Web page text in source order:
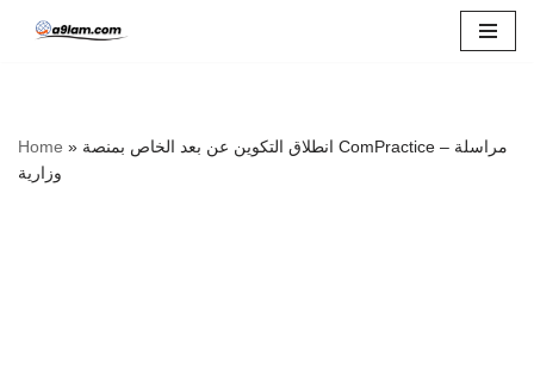
Home » انطلاق التكوين عن بعد الخاص بمنصة ComPractice – مراسلة
وزارية